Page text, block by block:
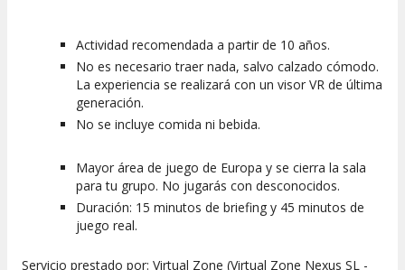
Actividad recomendada a partir de 10 años.
No es necesario traer nada, salvo calzado cómodo.
La experiencia se realizará con un visor VR de última
generación.
No se incluye comida ni bebida.
Mayor área de juego de Europa y se cierra la sala
para tu grupo. No jugarás con desconocidos.
Duración: 15 minutos de briefing y 45 minutos de
juego real.
Servicio prestado por: Virtual Zone (Virtual Zone Nexus SL -